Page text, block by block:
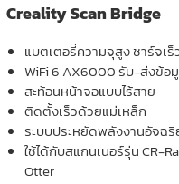
Creality Scan Bridge
แบตเตอรี่ความจุสูง ชาร์จเร็
WiFi 6 AX6000 รับ-ส่งข้อ
สะท้อนหน้าจอแบบไร้สาย
ติดตั้งเร็วด้วยแม่เหล็ก
ระบบประหยัดพลังงานอัจฉริ
ใช้ได้กับสแกนเนอร์รุ่น CR-
Otter